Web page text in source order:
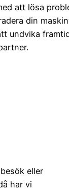
att lösa
din
undvika
eller
har vi